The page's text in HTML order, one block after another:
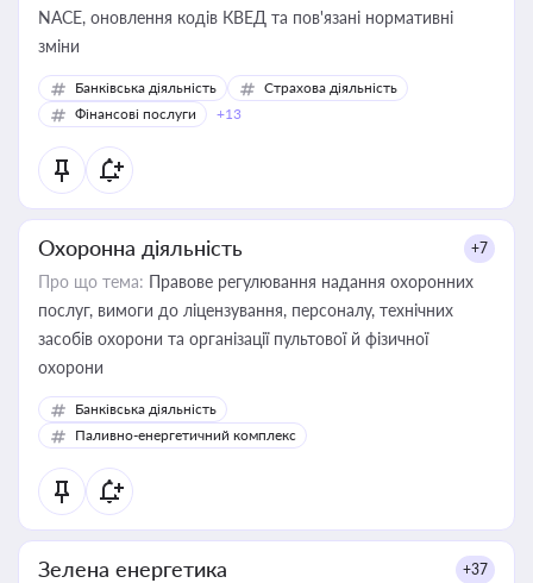
NACE, оновлення кодів КВЕД та пов'язані нормативні
зміни
Банківська діяльність
Страхова діяльність
Фінансові послуги
+13
Охоронна діяльність +7
Про що тема: Правове регулювання надання охоронних
послуг, вимоги до ліцензування, персоналу, технічних
засобів охорони та організації пультової й фізичної
охорони
Банківська діяльність
Паливно-енергетичний комплекс
Зелена енергетика +37